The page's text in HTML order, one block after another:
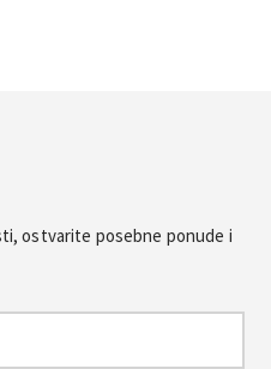
ostvarite posebne ponude i